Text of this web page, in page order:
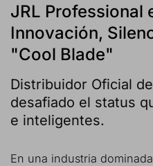
JRL Professional
Innovación,
"Cool Blade"
Distribuidor Oficial
desafiado el status
e inteligentes.
En una industria